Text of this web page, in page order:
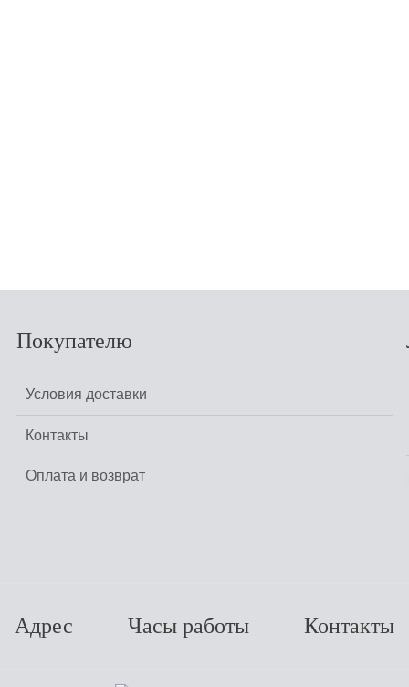
Покупателю
Условия доставки
Контакты
Оплата и возврат
Адрес Часы работы Контакты